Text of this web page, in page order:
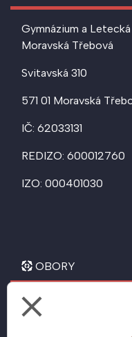
Gymnázium a
Moravská Třebová
Svitavská 310
571 01 Moravská
IČ: 62033131
REDIZO: 600012760
IZO: 000401030
OBORY
Letecké technické
close